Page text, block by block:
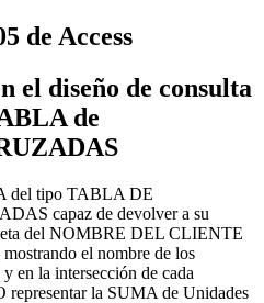
de Access
el diseño de consulta
de
del tipo TABLA DE
capaz de devolver a su
del NOMBRE DEL CLIENTE
el nombre de los
en la intersección de cada
la SUMA de Unidades